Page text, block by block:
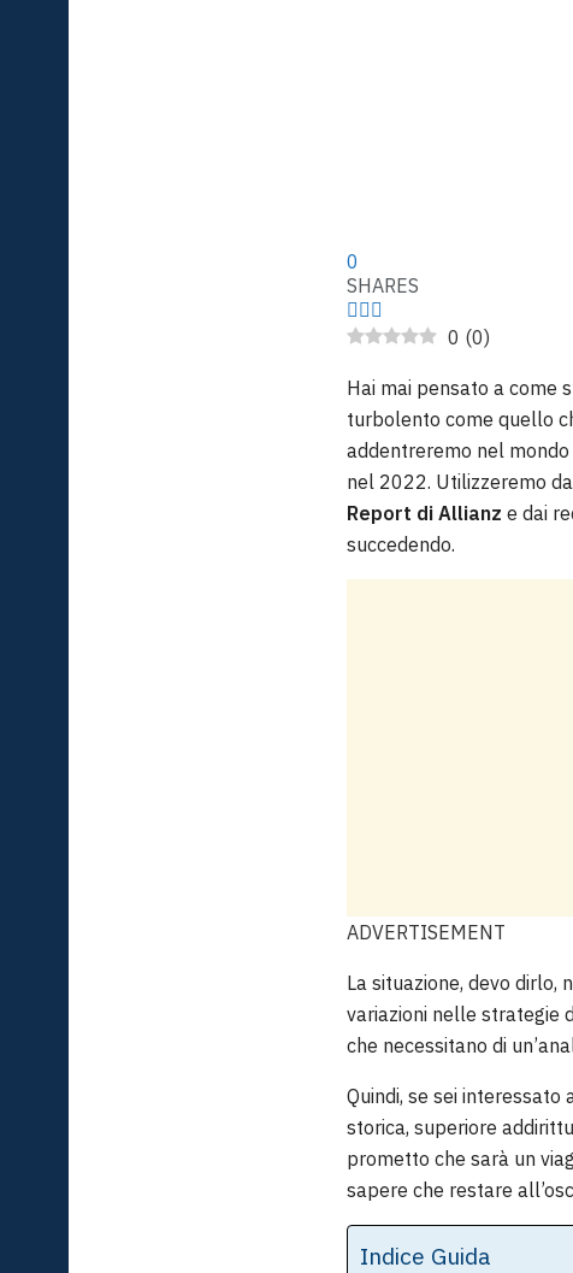
0
SHARES
0 (0)
Hai mai pensato a come
turbolento come quello
addentreremo nel
nel 2022. Utilizzeremo
Report di Allianz e dai
succedendo.
ADVERTISEMENT
La situazione, devo dirlo,
variazioni nelle strategie
che necessitano di
Quindi, se sei
storica, superiore
prometto che sarà un
sapere che restare
Indice Guida